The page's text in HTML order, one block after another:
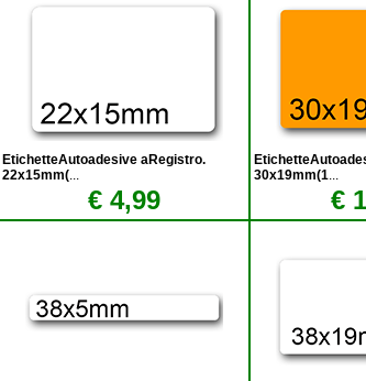
EtichetteAutoadesive aRegistro.
22x15mm(...
€ 4,99
30x19mm(1...
€